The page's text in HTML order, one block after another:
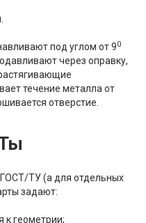
под углом от 90
через оправку,
течение металла от
отверстие.
ТУ (а для отдельных
задают:
к геометрии;